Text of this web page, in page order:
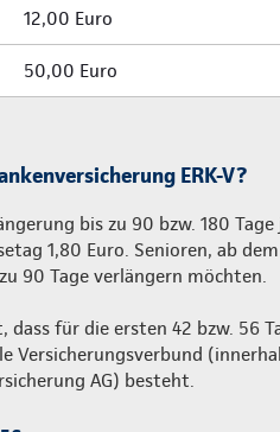
12,00 Euro
50,00 Euro
ERK-V?
bis zu 90 bzw. 180
1,80 Euro. Senioren, ab
90 Tage verlängern möchten.
dass für die ersten 42 bzw. 56
Versicherungsverbund
AG) besteht.